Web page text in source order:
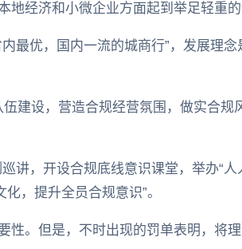
经济和小微企业方面起到举足轻重的
最优，国内一流的城商行”，发展理
建设，营造合规经营氛围，做实合
讲，开设合规底线意识课堂，举办“人
，提升全员合规意识”。
。但是，不时出现的罚单表明，将理